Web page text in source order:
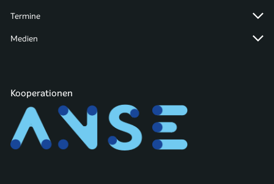
Termine
Medien
Kooperationen